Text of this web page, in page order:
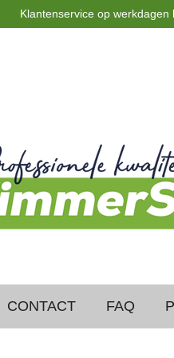
Klantenservice op
CONTACT FAQ